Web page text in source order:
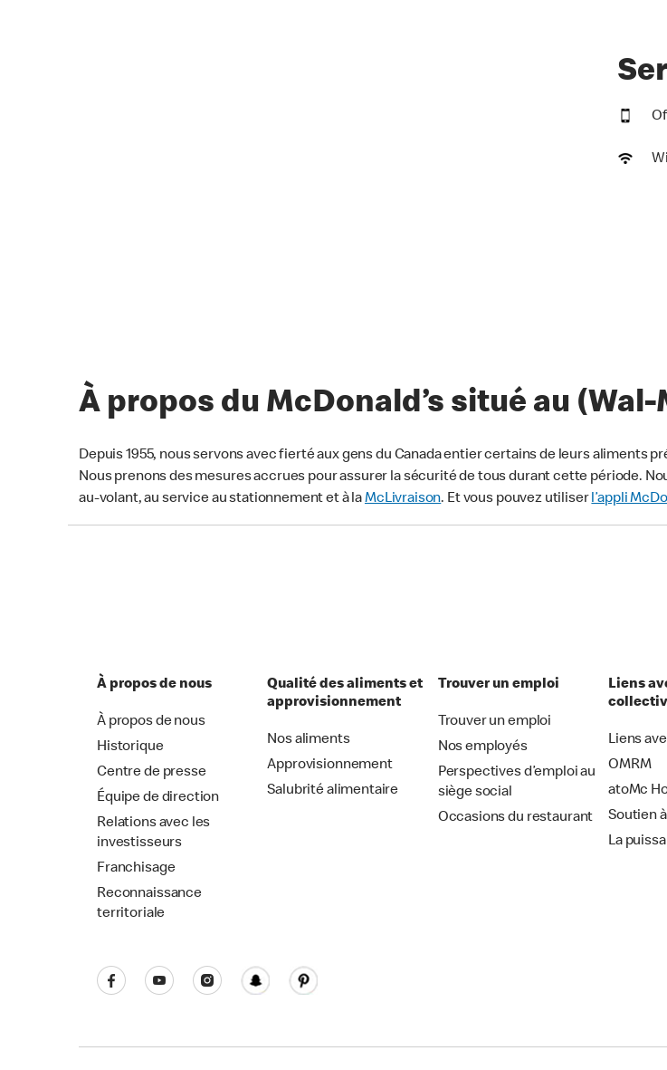
À propos du McDonald’s situé au (Wal-
Depuis 1955, nous servons avec fierté aux gens du Canada entier certains de leurs aliments
Nous prenons des mesures accrues pour assurer la sécurité de tous durant cette période.
au-volant, au service au stationnement et à laMcLivraison. Et vous pouvez utiliserl’appli
À propos de nous
À propos de nous
Historique
Centre de presse
Équipe de direction
Relations avec les
investisseurs
Franchisage
Reconnaissance
territoriale
Qualité des aliments et
approvisionnement
Nos aliments
Approvisionnement
Salubrité alimentaire
Trouver un emploi
Trouver un emploi
Nos employés
Perspectives d’emploi au
siège social
Occasions du restaurant
Liens
Liens
OMRM
atoMc
Soutien
La